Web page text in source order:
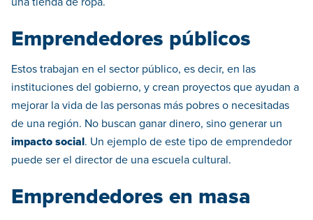
una tienda de ropa.
Emprendedores públicos
Estos trabajan en el sector público, es decir, en las
instituciones del gobierno, y crean proyectos que ayudan a
mejorar la vida de las personas más pobres o necesitadas
de una región. No buscan ganar dinero, sino generar un
impacto social . Un ejemplo de este tipo de emprendedor
puede ser el director de una escuela cultural.
Emprendedores en masa